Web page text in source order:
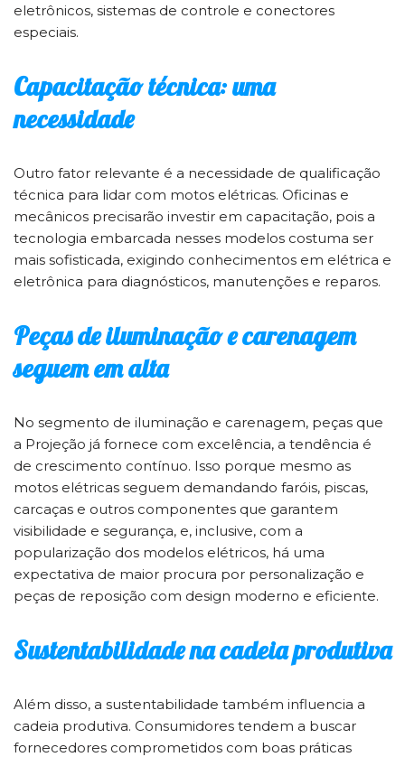
eletrônicos, sistemas de controle e conectores
especiais.
Capacitação técnica: uma
necessidade
Outro fator relevante é a necessidade de qualificação
técnica para lidar com motos elétricas. Oficinas e
mecânicos precisarão investir em capacitação, pois a
tecnologia embarcada nesses modelos costuma ser
mais sofisticada, exigindo conhecimentos em elétrica e
eletrônica para diagnósticos, manutenções e reparos.
Peças de iluminação e carenagem
seguem em alta
No segmento de iluminação e carenagem, peças que
a Projeção já fornece com excelência, a tendência é
de crescimento contínuo. Isso porque mesmo as
motos elétricas seguem demandando faróis, piscas,
carcaças e outros componentes que garantem
visibilidade e segurança, e, inclusive, com a
popularização dos modelos elétricos, há uma
expectativa de maior procura por personalização e
peças de reposição com design moderno e eficiente.
Sustentabilidade na cadeia produtiva
Além disso, a sustentabilidade também influencia a
cadeia produtiva. Consumidores tendem a buscar
fornecedores comprometidos com boas práticas